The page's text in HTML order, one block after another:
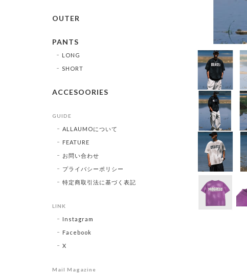
OUTER
PANTS
LONG
SHORT
ACCESOORIES
GUIDE
ALLAUMOについて
FEATURE
お問い合わせ
プライバシーポリシー
特定商取引法に基づく表記
LINK
Instagram
Facebook
X
Mail Magazine